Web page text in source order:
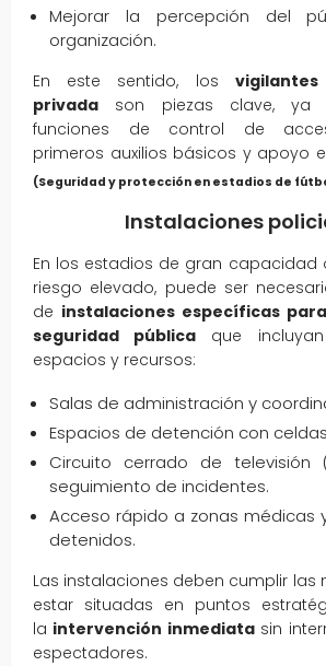
Mejorar la percepción del
organización.
En este sentido, los
privada son piezas clave, ya
funciones de control de
primeros auxilios básicos y apoyo
(Seguridad y protección en estadios de
Instalaciones
En los estadios de gran capacidad
riesgo elevado, puede ser
de instalaciones específicas
seguridad pública que
espacios y recursos:
Salas de administración y
Espacios de detención con
Circuito cerrado de televisión
seguimiento de incidentes.
Acceso rápido a zonas médicas
detenidos.
Las instalaciones deben cumplir las
estar situadas en puntos
la intervención inmediatasin
espectadores.